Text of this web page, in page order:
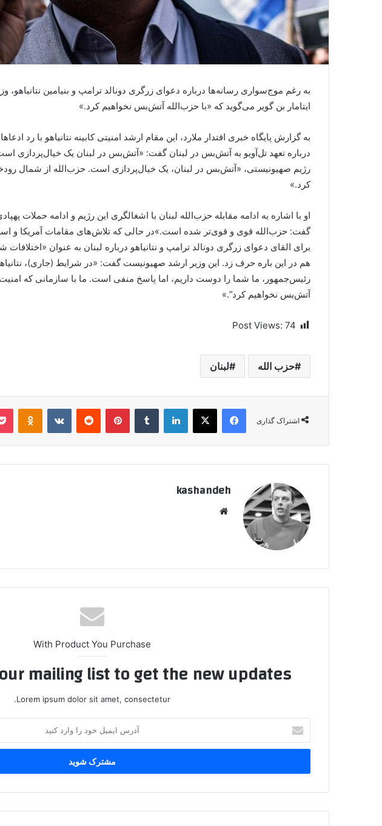
به رغم موج‌سواری رسانه‌ها درباره دعوای زرگری دونالد ترامپ و بنیامین نتانیاهو،
ایتامار بن گویر می‌گوید که «با حزب‌الله آتش‌بس نخواهیم کرد.»
به گزارش پایگاه خبری اقتدار ملارد، این مقام ارشد امنیتی کابینه نتانیاهو با رد
درباره تعهد تل‌آویو به آتش‌بس در لبنان گفت: «آتش‌بس در لبنان یک خیال‌پردازی
رژیم صهیونیستی، «آتش‌بس در لبنان، یک خیال‌پردازی است. حزب‌الله از شمال
کرد.»
او با اشاره به ادامه مقابله حزب‌الله لبنان با اشغالگری این رژیم و ادامه حملات
گفت: حزب‌الله قوی‌ و قوی‌تر شده است.»در حالی که تلاش‌های مقامات آمریکا و
برای القای دعوای زرگری دونالد ترامپ و نتانیاهو درباره لبنان به عنوان
هم در این باره حرف زد. این وزیر ارشد صهیونیست گفت: «در شرایط (جاری)،
رئیس‌جمهور، ما شما را دوست داریم، اما پاسخ منفی است. ما با سازمانی که امنیت
آتش‌بس نخواهیم کرد”.»
Post Views: 74
حزب الله لبنان
اشتراک گذاری
فیسبوکایکس لینکداین تامبلر پینتریستReddit
VKontakte
kashandeh
With Product You Purchase
mailing list to get the new updates!
Lorem ipsum dolor sit amet, consectetur.
ایمیل
خود
وارد